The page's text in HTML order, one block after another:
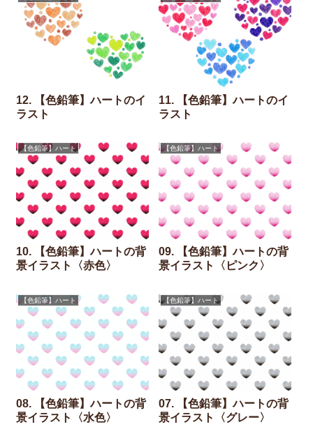
12. 【色鉛筆】ハートのイ
ラスト
11. 【色鉛筆】ハートのイ
ラスト
【色鉛筆】ハート
10. 【色鉛筆】ハートの背
景イラスト〈赤色〉
【色鉛筆】ハート
09. 【色鉛筆】ハートの背
景イラスト〈ピンク〉
【色鉛筆】ハート
08. 【色鉛筆】ハートの背
景イラスト〈水色〉
【色鉛筆】ハート
07. 【色鉛筆】ハートの背
景イラスト〈グレー〉